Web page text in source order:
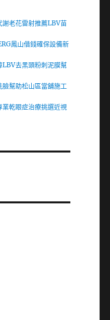
謝老花雷射推薦LBV苗
鳳山借錢確保設備新
LBV去黑頭粉刺泥膜幫
幫助松山區當舖施工
乾眼症治療挑選近視